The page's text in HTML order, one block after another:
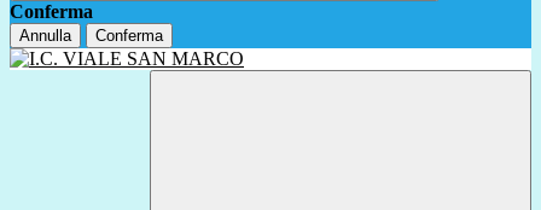
Conferma
Annulla Conferma